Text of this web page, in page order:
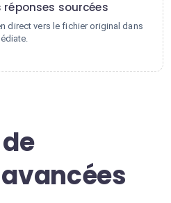
réponses sourcées
direct vers le fichier original dans